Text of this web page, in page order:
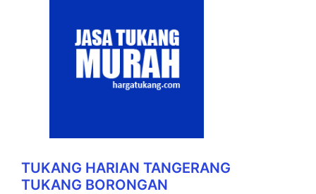
TUKANG HARIAN TANGERANG
TUKANG BORONGAN